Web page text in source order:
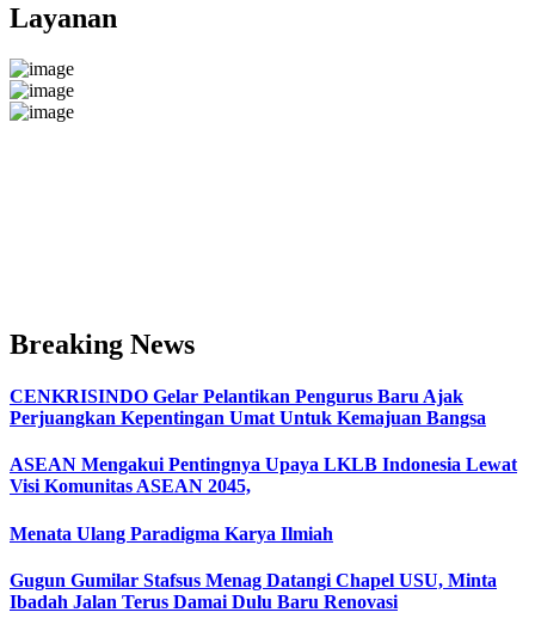
Layanan
Breaking News
CENKRISINDO Gelar Pelantikan Pengurus Baru Ajak
Perjuangkan Kepentingan Umat Untuk Kemajuan Bangsa
ASEAN Mengakui Pentingnya Upaya LKLB Indonesia Lewat
Visi Komunitas ASEAN 2045,
Menata Ulang Paradigma Karya Ilmiah
Gugun Gumilar Stafsus Menag Datangi Chapel USU, Minta
Ibadah Jalan Terus Damai Dulu Baru Renovasi